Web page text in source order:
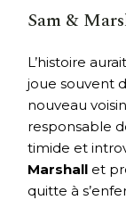
Sam &
L’histoire
joue souvent
nouveau
responsable
timide et
Marshall et
quitte à